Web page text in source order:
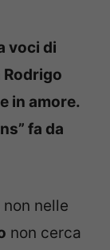
voci di
in amore.
fa da
nelle
non cerca